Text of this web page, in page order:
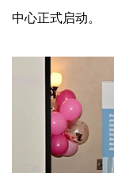
中心正式启动。